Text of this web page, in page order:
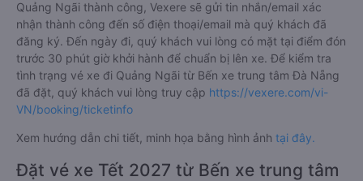
Quảng Ngãi thành công, Vexere sẽ gửi tin nhắn/email xác
nhận thành công đến số điện thoại/email mà quý khách đã
đăng ký. Đến ngày đi, quý khách vui lòng có mặt tại điểm đón
trước 30 phút giờ khởi hành để chuẩn bị lên xe. Để kiểm tra
tình trạng vé xe đi Quảng Ngãi từ Bến xe trung tâm Đà Nẵng
đã đặt, quý khách vui lòng truy cập https://vexere.com/vi-
VN/booking/ticketinfo
Xem hướng dẫn chi tiết, minh họa bằng hình ảnh tại đây.
Đặt vé xe Tết 2027 từ Bến xe trung tâm